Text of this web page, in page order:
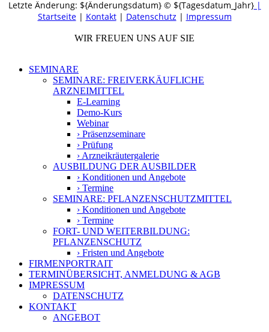
Letzte Änderung: ${Änderungsdatum} © ${Tagesdatum_Jahr}|
Startseite| Kontakt| Daten­schutz | Impressum
WIR FREUEN UNS AUF SIE
SEMINARE
SEMINARE: FREIVERKÄUFLICHE
ARZNEIMITTEL
E-Learning
Demo-Kurs
Webinar
› Präsenzseminare
› Prüfung
› Arzneikräutergalerie
AUSBILDUNG DER AUSBILDER
› Konditionen und Angebote
› Termine
SEMINARE: PFLANZEN­SCHUTZ­MITTEL
› Konditionen und Angebote
› Termine
FORT- UND WEITERBILDUNG:
PFLANZENSCHUTZ
› Fristen und Angebote
FIRMENPORTRAIT
TERMINÜBERSICHT, ANMELDUNG & AGB
IMPRESSUM
DATENSCHUTZ
KONTAKT
ANGEBOT